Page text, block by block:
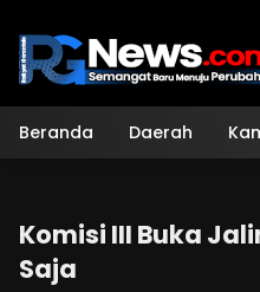
konten
Beranda Daerah
Komisi III Buka
Saja